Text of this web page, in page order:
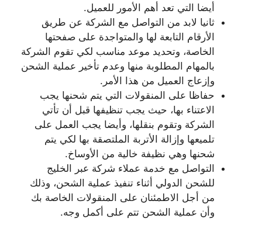
أيضا التي تعد أهم الأمور للعميل.
ثانيا لابد من التواصل مع الشركة عن طريق
الأرقام التابعة لها والمتواجدة على صفحتها
الخاصة، وتحديد موعد مناسب لكي تقوم الشركة
بالمهام المطلوبة منها وعدم تأخير عملية الشحن
وإزعاج العميل من هذا الأمر.
حفاظا على المنقولات التي يتم شحنها يجب
الاعتناء بها، حيث يجب تنظيفها قبل أن تأتي
الشركة وتقوم بنقلها، وأيضا يجب العمل على
تلميعها وإزالة الأتربة الملتصقة بها لكي يتم
شحنها وهي نظيفة خالية من الأوساخ.
التواصل مع خدمة عملاء شركة عبر الخليج
للشحن الدولي أثناء تنفيذ عملية الشحن، وذلك
من أجل الاطمئنان على المنقولات الخاصة بك
وأن عملية الشحن تتم على أكمل وجه.